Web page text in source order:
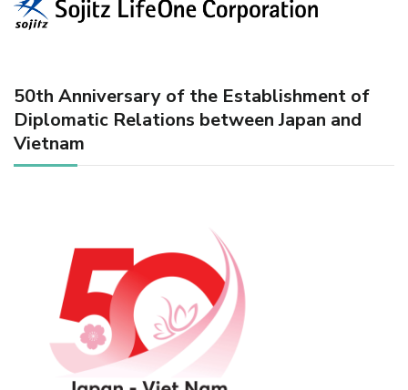
50th Anniversary of the Establishment of
Diplomatic Relations between Japan and
Vietnam